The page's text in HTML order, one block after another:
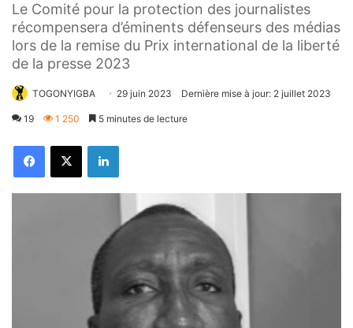
Le Comité pour la protection des journalistes
récompensera d’éminents défenseurs des médias
lors de la remise du Prix international de la liberté
de la presse 2023
TOGONYIGBA 29 juin 2023 Dernière mise à jour: 2 juillet 2023
19 1 250 5 minutes de lecture
FacebookX Linkedin